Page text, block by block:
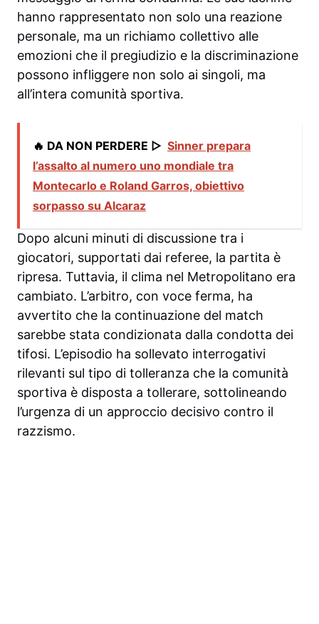
hanno rappresentato non solo una reazione
personale, ma un richiamo collettivo alle
emozioni che il pregiudizio e la discriminazione
possono infliggere non solo ai singoli, ma
all’intera comunità sportiva.
🔥 DA NON PERDERE ▷ Sinner prepara
l’assalto al numero uno mondiale tra
Montecarlo e Roland Garros, obiettivo
sorpasso su Alcaraz
Dopo alcuni minuti di discussione tra i
giocatori, supportati dai referee, la partita è
ripresa. Tuttavia, il clima nel Metropolitano era
cambiato. L’arbitro, con voce ferma, ha
avvertito che la continuazione del match
sarebbe stata condizionata dalla condotta dei
tifosi. L’episodio ha sollevato interrogativi
rilevanti sul tipo di tolleranza che la comunità
sportiva è disposta a tollerare, sottolineando
l’urgenza di un approccio decisivo contro il
razzismo.